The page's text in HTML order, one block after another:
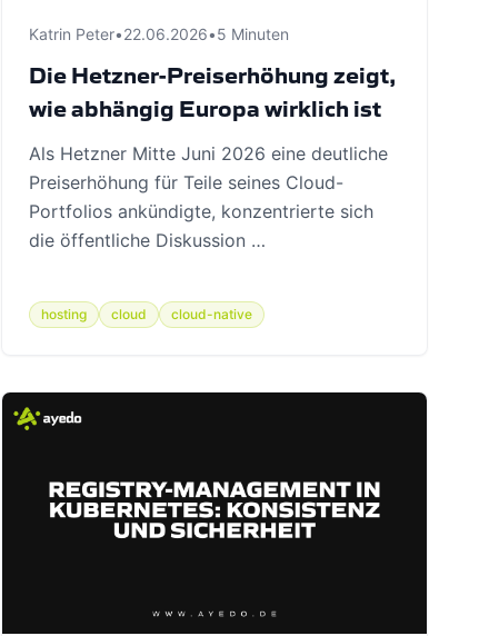
Katrin Peter•22.06.2026•5 Minuten
Die Hetzner-Preiserhöhung zeigt,
wie abhängig Europa wirklich ist
Als Hetzner Mitte Juni 2026 eine deutliche
Preiserhöhung für Teile seines Cloud-
Portfolios ankündigte, konzentrierte sich
die öffentliche Diskussion …
hosting cloud cloud-native